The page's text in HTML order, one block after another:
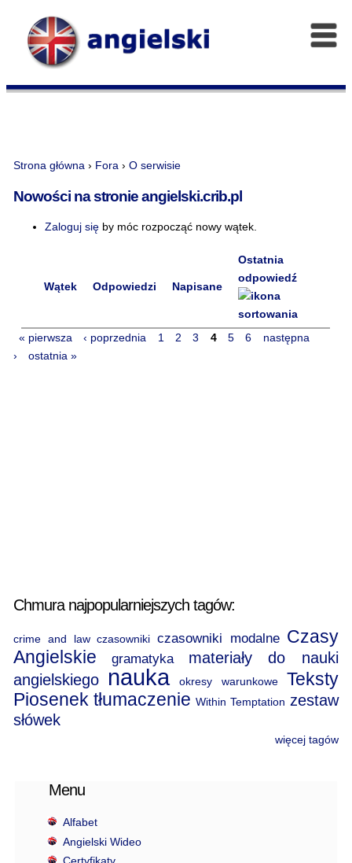
Strona główna› Fora› O serwisie
Nowości na stronie angielski.crib.pl
Zaloguj sięby móc rozpocząć nowy wątek.
Wątek Odpowiedzi Napisane
Ostatnia
odpowiedź
« pierwsza ‹ poprzednia 1 2 3 4 5 6
następna
›
ostatnia »
Chmura najpopularniejszych tagów:
crime and law czasowniki czasowniki modalne Czasy
Angielskie
gramatyka
materiały do nauki
angielskiego
nauka okresy warunkowe
Teksty
Piosenek tłumaczenie Within Temptation zestaw
słówek
więcej tagów
Menu
Alfabet
Angielski Wideo